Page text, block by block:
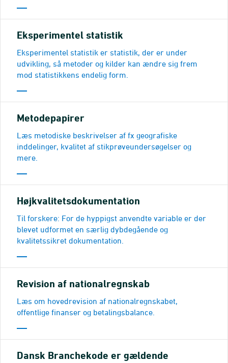
Eksperimentel statistik
Eksperimentel statistik er statistik, der er under
udvikling, så metoder og kilder kan ændre sig frem
mod statistikkens endelig form.
Metodepapirer
Læs metodiske beskrivelser af fx geografiske
inddelinger, kvalitet af stikprøveundersøgelser og
mere.
Højkvalitetsdokumentation
Til forskere: For de hyppigst anvendte variable er der
blevet udformet en særlig dybdegående og
kvalitetssikret dokumentation.
Revision af nationalregnskab
Læs om hovedrevision af nationalregnskabet,
offentlige finanser og betalingsbalance.
Dansk Branchekode er gældende